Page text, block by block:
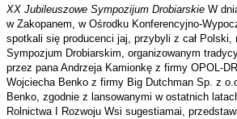
XX Jubileuszowe Sympozijum Drobiarskie W
w Zakopanem, w Ośrodku Konferencyjno-
spotkali się producenci jaj, przybyli z cał Polski,
Sympozjum Drobiarskim, organizowanym
przez pana Andrzeja Kamionkę z firmy OPOL-
Wojciecha Benko z firmy Big Dutchman Sp. z
Benko, zgodnie z lansowanymi w ostatnich
Rolnictwa I Rozwoju Wsi sugestiamai,